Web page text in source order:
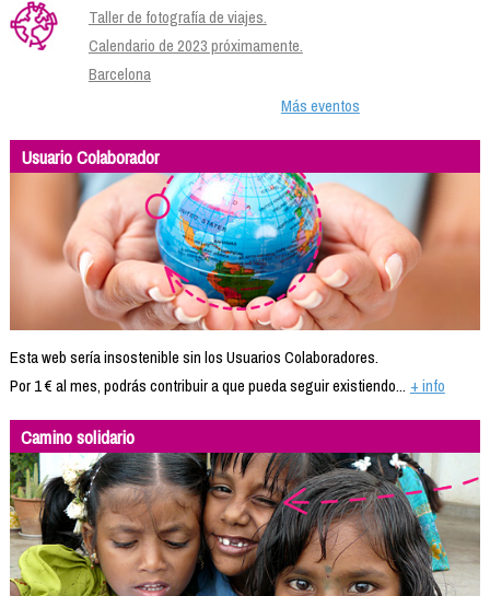
Taller de fotografía de viajes.
Calendario de 2023 próximamente.
Barcelona
Más eventos
Usuario Colaborador
Esta web sería insostenible sin los Usuarios Colaboradores.
Por 1 € al mes, podrás contribuir a que pueda seguir existiendo... + info
Camino solidario